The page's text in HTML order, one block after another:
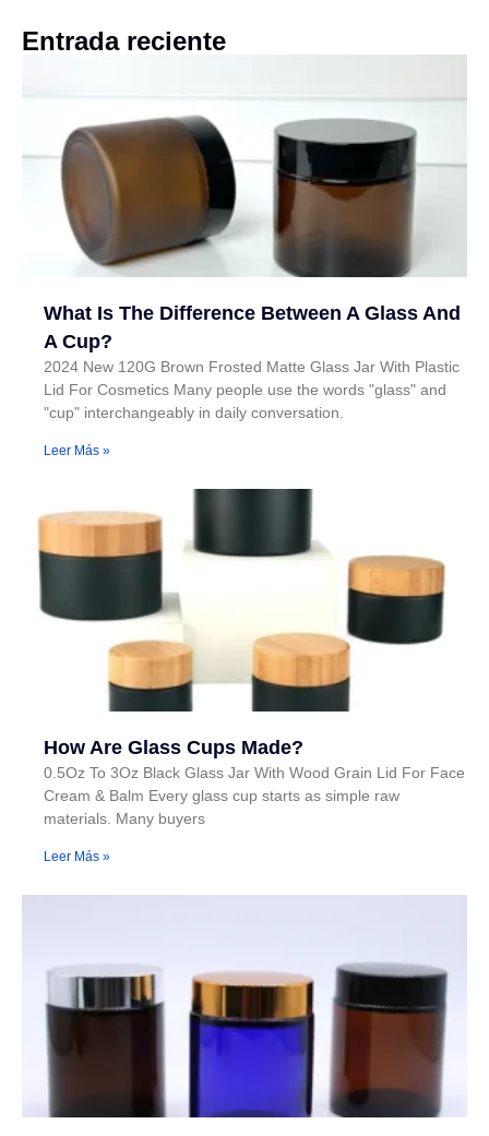
Entrada reciente
What Is The Difference Between A Glass And
A Cup?
2024 New 120G Brown Frosted Matte Glass Jar With Plastic
Lid For Cosmetics Many people use the words "glass" and
"cup" interchangeably in daily conversation.
Leer Más »
How Are Glass Cups Made?
0.5Oz To 3Oz Black Glass Jar With Wood Grain Lid For Face
Cream & Balm Every glass cup starts as simple raw
materials. Many buyers
Leer Más »